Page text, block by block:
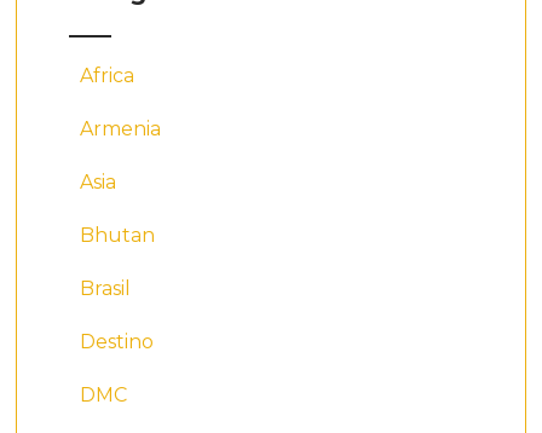
Africa
Armenia
Asia
Bhutan
Brasil
Destino
DMC